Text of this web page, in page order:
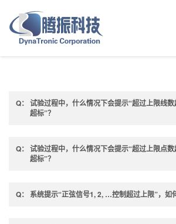
试验过程中，什么情况下会提示“超过上限线
超标”？
试验过程中，什么情况下会提示“超过上限点
超标”？
系统提示“正弦信号1, 2, …控制超过上限”，如